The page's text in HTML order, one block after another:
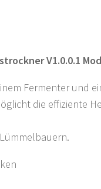
V1.0.0.1 Mod
Fermenter und
die effiziente